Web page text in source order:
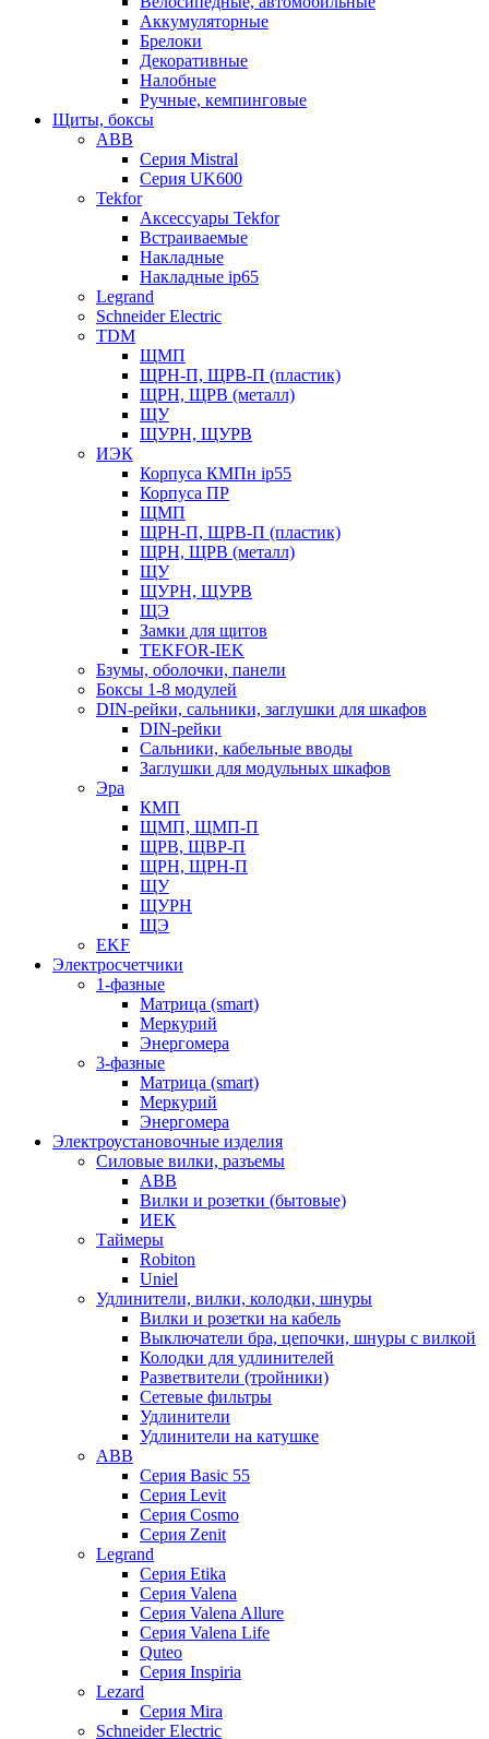
Аккумуляторные
Брелоки
Декоративные
Налобные
Ручные, кемпинговые
Щиты, боксы
ABB
Серия Mistral
Серия UK600
Tekfor
Аксессуары Tekfor
Встраиваемые
Накладные
Накладные ip65
Legrand
Schneider Electric
TDM
ЩМП
ЩРН-П, ЩРВ-П (пластик)
ЩРН, ЩРВ (металл)
ЩУ
ЩУРН, ЩУРВ
ИЭК
Корпуса КМПн ip55
Корпуса ПР
ЩМП
ЩРН-П, ЩРВ-П (пластик)
ЩРН, ЩРВ (металл)
ЩУ
ЩУРН, ЩУРВ
ЩЭ
Замки для щитов
TEKFOR-IEK
Бзумы, оболочки, панели
Боксы 1-8 модулей
DIN-рейки, сальники, заглушки для шкафов
DIN-рейки
Сальники, кабельные вводы
Заглушки для модульных шкафов
Эра
КМП
ЩМП, ЩМП-П
ЩРВ, ЩВР-П
ЩРН, ЩРН-П
ЩУ
ЩУРН
ЩЭ
EKF
Электросчетчики
1-фазные
Матрица (smart)
Меркурий
Энергомера
3-фазные
Матрица (smart)
Меркурий
Энергомера
Электроустановочные изделия
Силовые вилки, разъемы
ABB
Вилки и розетки (бытовые)
ИЕК
Таймеры
Robiton
Uniel
Удлинители, вилки, колодки, шнуры
Вилки и розетки на кабель
Выключатели бра, цепочки, шнуры с вилкой
Колодки для удлинителей
Разветвители (тройники)
Сетевые фильтры
Удлинители
Удлинители на катушке
ABB
Серия Basic 55
Серия Levit
Серия Cosmo
Серия Zenit
Legrand
Серия Etika
Серия Valena
Серия Valena Allure
Серия Valena Life
Quteo
Серия Inspiria
Lezard
Серия Mira
Schneider Electric